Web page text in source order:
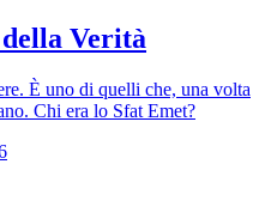
Verità
È uno di quelli che, una volta
Chi era lo Sfat Emet?